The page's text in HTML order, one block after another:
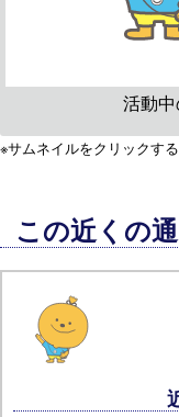
活動
※サムネイルをクリックす
この近くの